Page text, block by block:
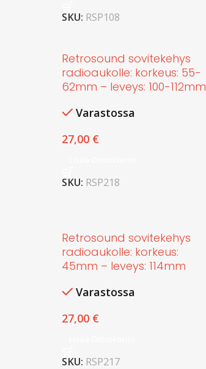
SKU: RSP108
Retrosound sovitekehys
radioaukolle: korkeus: 55-
62mm – leveys: 100-112mm
Varastossa
27,00 €
SKU: RSP218
Retrosound sovitekehys
radioaukolle: korkeus:
45mm – leveys: 114mm
Varastossa
27,00 €
SKU: RSP217